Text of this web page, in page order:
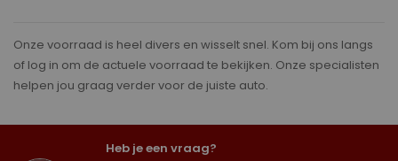
Onze voorraad is heel divers en wisselt snel. Kom bij ons langs
of log in om de actuele voorraad te bekijken. Onze specialisten
helpen jou graag verder voor de juiste auto.
Heb je een vraag?